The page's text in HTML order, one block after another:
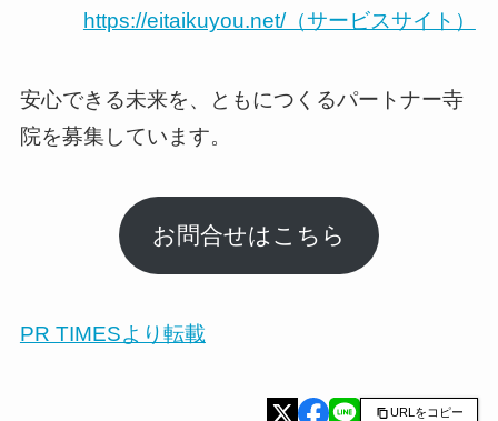
https://eitaikuyou.net/（サービスサイト）
安心できる未来を、ともにつくるパートナー寺
院を募集しています。
お問合せはこちら
PR TIMESより転載
URLをコピー